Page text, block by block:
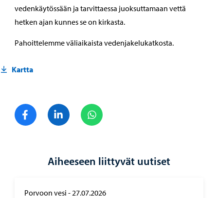
vedenkäytössään ja tarvittaessa juoksuttamaan vettä
hetken ajan kunnes se on kirkasta.
Pahoittelemme väliaikaista vedenjakelukatkosta.
Kartta
Jaa FacebookJaa LinkedIn
Aiheeseen liittyvät uutiset
Porvoon vesi -27.07.2026